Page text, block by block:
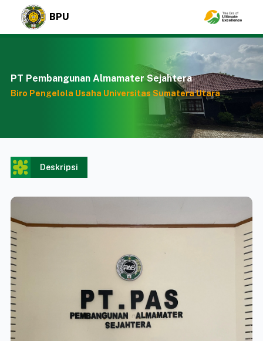
BPU
PT Pembangunan Almamater Sejahtera
Biro Pengelola Usaha Universitas Sumatera Utara
Deskripsi